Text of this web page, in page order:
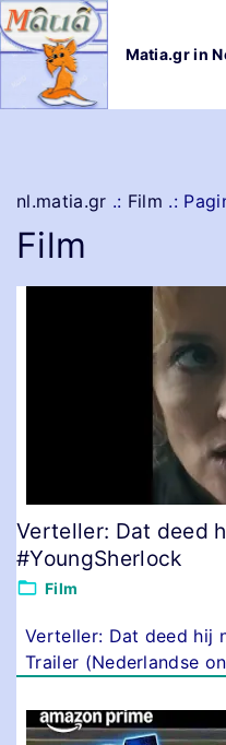
G
a
Matia.gr in
nl.matia.gr .: Film .:
Film
Verteller: Dat deed
#YoungSherlock
Film
Verteller: Dat deed hij
Trailer (Nederlandse